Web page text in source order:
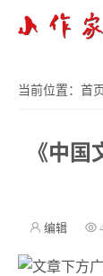
当前位置： 首
《中
编辑